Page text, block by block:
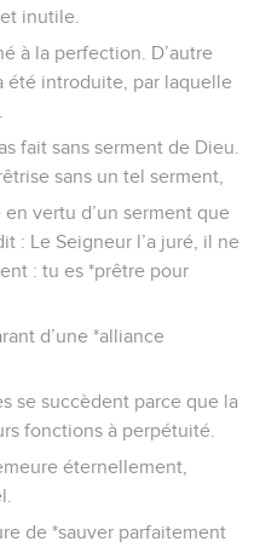
inutile.
à la perfection. D’autre
été introduite, par laquelle
fait sans serment de Dieu.
sans un tel serment,
vertu d’un serment que
: Le Seigneur l’a juré, il ne
: tu es *prêtre pour
d’une *alliance
se succèdent parce que la
fonctions à perpétuité.
éternellement,
de *sauver parfaitement